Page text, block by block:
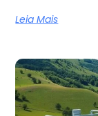
Leia Mais